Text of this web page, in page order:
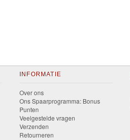
INFORMATIE
Over ons
Ons Spaarprogramma: Bonus
Punten
Veelgestelde vragen
Verzenden
Retourneren